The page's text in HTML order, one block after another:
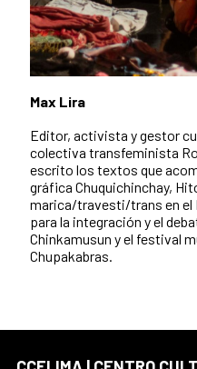
Max Lira
Editor, activista y gestor
colectiva transfeminista
escrito los textos que
gráfica Chuquichinchay,
marica/travesti/trans en el
para la integración y el
Chinkamusun y el festival
Chupakabras.